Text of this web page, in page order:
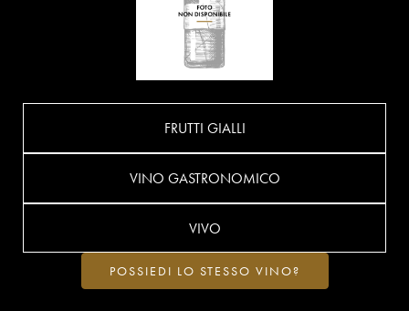
FRUTTI GIALLI
VINO GASTRONOMICO
VIVO
POSSIEDI LO STESSO VINO?